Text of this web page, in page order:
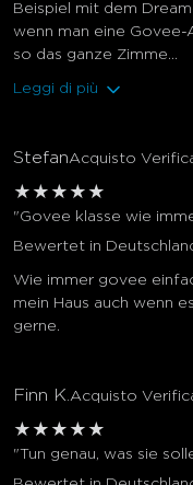
Beispiel mit dem
wenn man eine Govee-
so das ganze Zimme...
Leggi di più
StefanAcquisto
★ ★ ★ ★ ★
"Govee klasse wie
Bewertet in
Wie immer govee
mein Haus auch wenn
gerne.
Finn K. Acquisto
★ ★ ★ ★ ★
"Tun genau, was sie